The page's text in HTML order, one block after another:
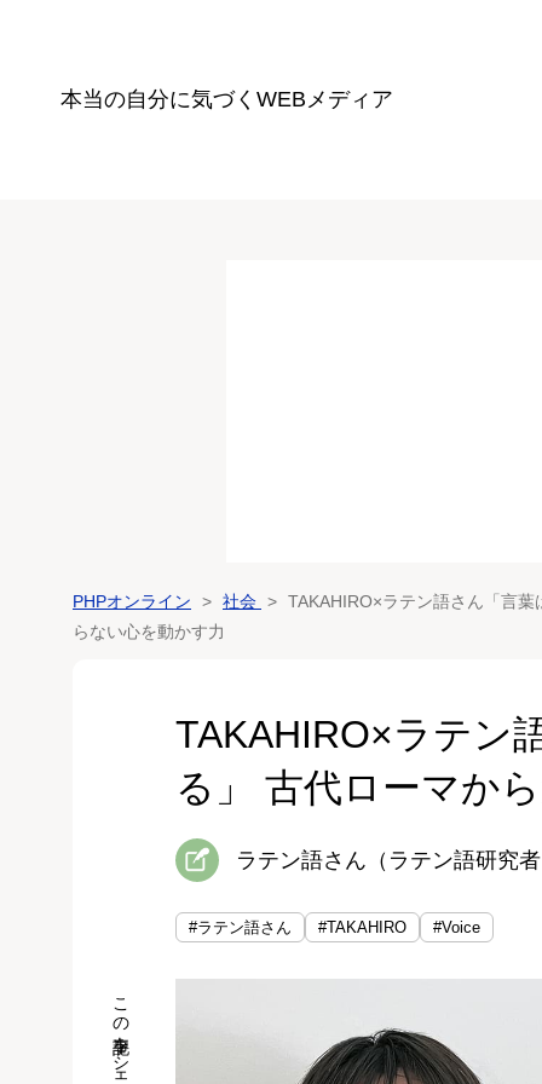
本当の自分に気づく WEBメディア
PHPオンライン 社会
TAKAHIRO×ラテン語さん「言
らない心を動かす力
TAKAHIRO×ラテン
る」 古代ローマか
ラテン語さん（ラテン語研究
#ラテン語さん #TAKAHIRO #Voice
この記事をシェア